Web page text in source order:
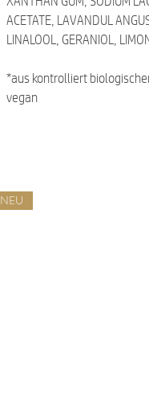
ACETATE, LAVANDUL
LINALOOL, GERANIOL,
*aus kontrolliert
vegan
NEU